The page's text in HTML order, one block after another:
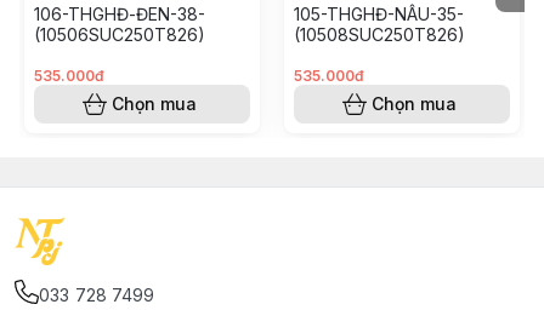
106-THGHĐ-ĐEN-38-
(10506SUC250T826)
535.000đ
Chọn mua
105-THGHĐ-NÂU-35-
(10508SUC250T826)
535.000đ
Chọn mua
033 728 7499